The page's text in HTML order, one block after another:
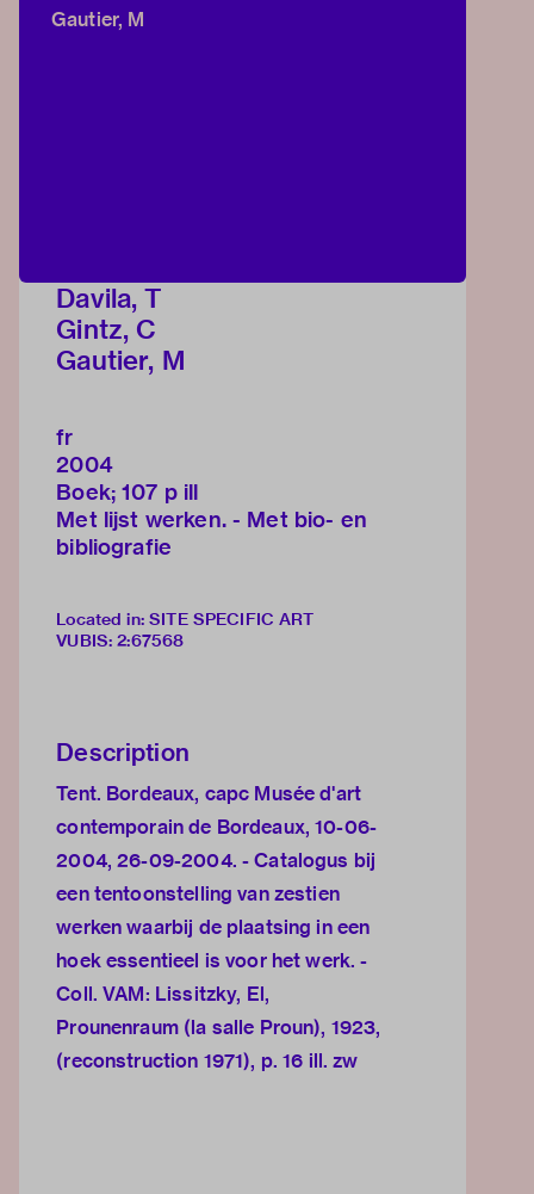
Gautier, M
Davila, T
Gintz, C
Gautier, M
fr
2004
Boek; 107 p ill
Met lijst werken. - Met bio- en
bibliografie
Located in: SITE SPECIFIC ART
VUBIS: 2:67568
Description
Tent. Bordeaux, capc Musée d'art
contemporain de Bordeaux, 10-06-
2004, 26-09-2004. - Catalogus bij
een tentoonstelling van zestien
werken waarbij de plaatsing in een
hoek essentieel is voor het werk. -
Coll. VAM: Lissitzky, El,
Prounenraum (la salle Proun), 1923,
(reconstruction 1971), p. 16 ill. zw